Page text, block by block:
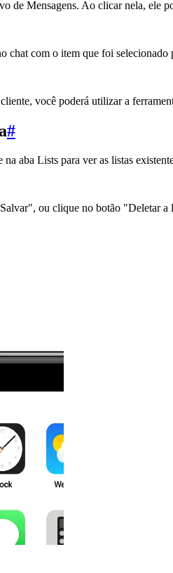
de Mensagens. Ao clicar nela, ele
chat com o item que foi selecionado
você poderá utilizar a
#
aba Lists para ver as listas
ou clique no botão "Deletar a